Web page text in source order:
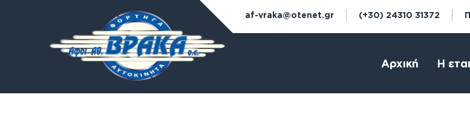
af-vraka@otenet.gr (+30) 24310 31372
Αρχική Η